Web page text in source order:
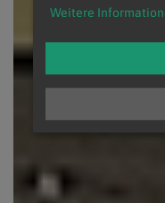
Weitere